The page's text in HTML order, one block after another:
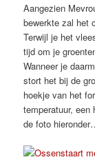
Aangezien
bewerkte zal het
Terwijl je het
tijd om je
Wanneer je
stort het bij de
hoekje van het
temperatuur,
de foto